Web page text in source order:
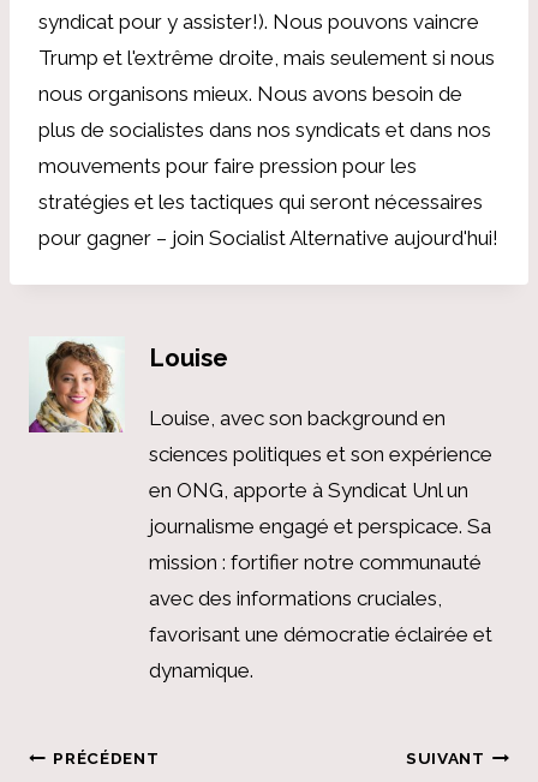
syndicat pour y assister!). Nous pouvons vaincre
Trump et l'extrême droite, mais seulement si nous
nous organisons mieux. Nous avons besoin de
plus de socialistes dans nos syndicats et dans nos
mouvements pour faire pression pour les
stratégies et les tactiques qui seront nécessaires
pour gagner – join Socialist Alternative aujourd'hui!
Louise
Louise, avec son background en
sciences politiques et son expérience
en ONG, apporte à Syndicat Unl un
journalisme engagé et perspicace. Sa
mission : fortifier notre communauté
avec des informations cruciales,
favorisant une démocratie éclairée et
dynamique.
Navigation
PRÉCÉDENT SUIVANT